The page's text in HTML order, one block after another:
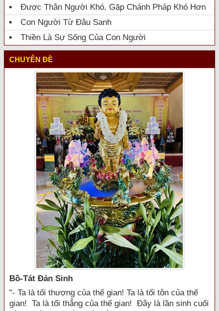
Được Thân Người Khó, Gặp Chánh Pháp Khó Hơn
Con Người Từ Đâu Sanh
Thiền Là Sự Sống Của Con Người
CHUYÊN ĐỀ
Bồ-Tát Đản Sinh
"- Ta là tối thượng của thế gian! Ta là tối tôn của thế
gian! Ta là tối thẳng của thế gian! Đây là lần sinh cuối